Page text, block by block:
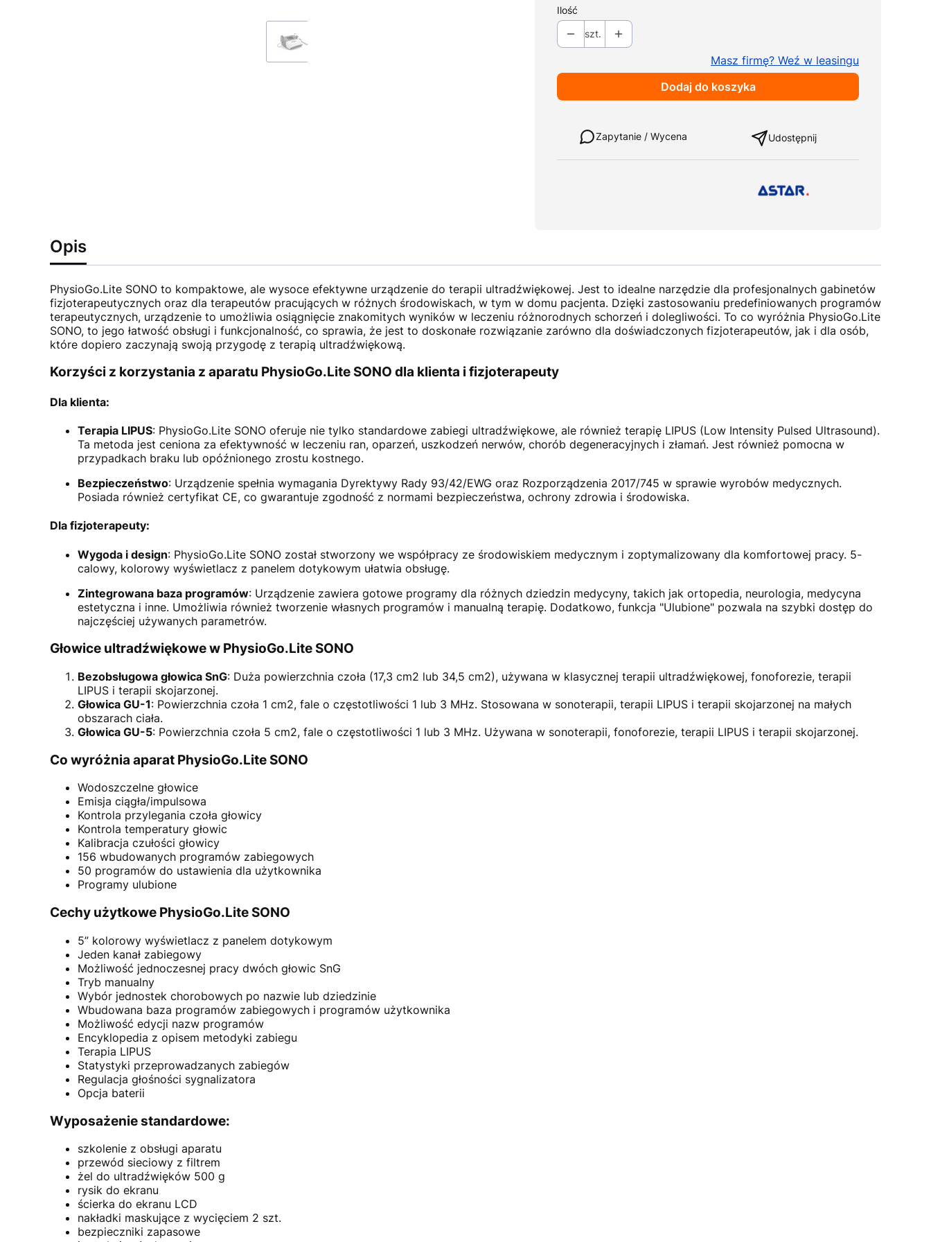
Ilość
szt.
Masz firmę? Weź w leasingu
Dodaj do koszyka
Zapytanie / Wycena Udostępnij
Opis
PhysioGo.Lite SONO to kompaktowe, ale wysoce efektywne urządzenie do terapii ultradźwiękowej. Jest to idealne narzędzie dla profesjonalnych gabinetów
fizjoterapeutycznych oraz dla terapeutów pracujących w różnych środowiskach, w tym w domu pacjenta. Dzięki zastosowaniu predefiniowanych programów
terapeutycznych, urządzenie to umożliwia osiągnięcie znakomitych wyników w leczeniu różnorodnych schorzeń i dolegliwości. To co wyróżnia PhysioGo.Lite
SONO, to jego łatwość obsługi i funkcjonalność, co sprawia, że jest to doskonałe rozwiązanie zarówno dla doświadczonych fizjoterapeutów, jak i dla osób,
które dopiero zaczynają swoją przygodę z terapią ultradźwiękową.
Korzyści z korzystania z aparatu PhysioGo.Lite SONO dla klienta i fizjoterapeuty
Dla klienta:
Terapia LIPUS: PhysioGo.Lite SONO oferuje nie tylko standardowe zabiegi ultradźwiękowe, ale również terapię LIPUS (Low Intensity Pulsed Ultrasound).
Ta metoda jest ceniona za efektywność w leczeniu ran, oparzeń, uszkodzeń nerwów, chorób degeneracyjnych i złamań. Jest również pomocna w
przypadkach braku lub opóźnionego zrostu kostnego.
Bezpieczeństwo: Urządzenie spełnia wymagania Dyrektywy Rady 93/42/EWG oraz Rozporządzenia 2017/745 w sprawie wyrobów medycznych.
Posiada również certyfikat CE, co gwarantuje zgodność z normami bezpieczeństwa, ochrony zdrowia i środowiska.
Dla fizjoterapeuty:
Wygoda i design: PhysioGo.Lite SONO został stworzony we współpracy ze środowiskiem medycznym i zoptymalizowany dla komfortowej pracy. 5-
calowy, kolorowy wyświetlacz z panelem dotykowym ułatwia obsługę.
Zintegrowana baza programów: Urządzenie zawiera gotowe programy dla różnych dziedzin medycyny, takich jak ortopedia, neurologia, medycyna
estetyczna i inne. Umożliwia również tworzenie własnych programów i manualną terapię. Dodatkowo, funkcja "Ulubione" pozwala na szybki dostęp do
najczęściej używanych parametrów.
Głowice ultradźwiękowe w PhysioGo.Lite SONO
Bezobsługowa głowica SnG: Duża powierzchnia czoła (17,3 cm2 lub 34,5 cm2), używana w klasycznej terapii ultradźwiękowej, fonoforezie, terapii
LIPUS i terapii skojarzonej.
Głowica GU-1: Powierzchnia czoła 1 cm2, fale o częstotliwości 1 lub 3 MHz. Stosowana w sonoterapii, terapii LIPUS i terapii skojarzonej na małych
obszarach ciała.
Głowica GU-5: Powierzchnia czoła 5 cm2, fale o częstotliwości 1 lub 3 MHz. Używana w sonoterapii, fonoforezie, terapii LIPUS i terapii skojarzonej.
Co wyróżnia aparat PhysioGo.Lite SONO
Wodoszczelne głowice
Emisja ciągła/impulsowa
Kontrola przylegania czoła głowicy
Kontrola temperatury głowic
Kalibracja czułości głowicy
156 wbudowanych programów zabiegowych
50 programów do ustawienia dla użytkownika
Programy ulubione
Cechy użytkowe PhysioGo.Lite SONO
5” kolorowy wyświetlacz z panelem dotykowym
Jeden kanał zabiegowy
Możliwość jednoczesnej pracy dwóch głowic SnG
Tryb manualny
Wybór jednostek chorobowych po nazwie lub dziedzinie
Wbudowana baza programów zabiegowych i programów użytkownika
Możliwość edycji nazw programów
Encyklopedia z opisem metodyki zabiegu
Terapia LIPUS
Statystyki przeprowadzanych zabiegów
Regulacja głośności sygnalizatora
Opcja baterii
Wyposażenie standardowe:
szkolenie z obsługi aparatu
przewód sieciowy z filtrem
żel do ultradźwięków 500 g
rysik do ekranu
ścierka do ekranu LCD
nakładki maskujące z wycięciem 2 szt.
bezpieczniki zapasowe